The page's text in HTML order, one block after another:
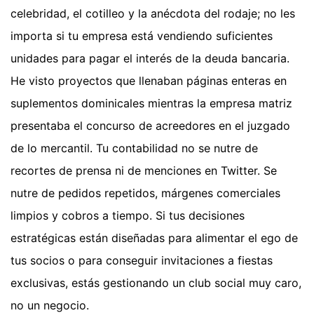
celebridad, el cotilleo y la anécdota del rodaje; no les
importa si tu empresa está vendiendo suficientes
unidades para pagar el interés de la deuda bancaria.
He visto proyectos que llenaban páginas enteras en
suplementos dominicales mientras la empresa matriz
presentaba el concurso de acreedores en el juzgado
de lo mercantil. Tu contabilidad no se nutre de
recortes de prensa ni de menciones en Twitter. Se
nutre de pedidos repetidos, márgenes comerciales
limpios y cobros a tiempo. Si tus decisiones
estratégicas están diseñadas para alimentar el ego de
tus socios o para conseguir invitaciones a fiestas
exclusivas, estás gestionando un club social muy caro,
no un negocio.